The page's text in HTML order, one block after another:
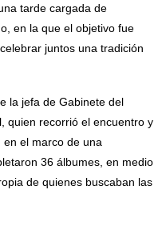
tarde cargada de
en la que el objetivo fue
juntos una tradición
la jefa de Gabinete del
quien recorrió el encuentro y
el marco de una
36 álbumes, en medio
de quienes buscaban las